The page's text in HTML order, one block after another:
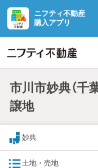
ニフティ不動産
購入アプリ
市川市妙典（千
譲地
妙典
土地・売地